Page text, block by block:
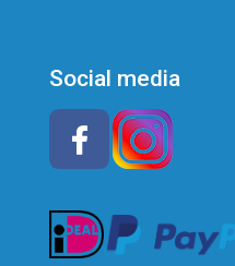
Social media